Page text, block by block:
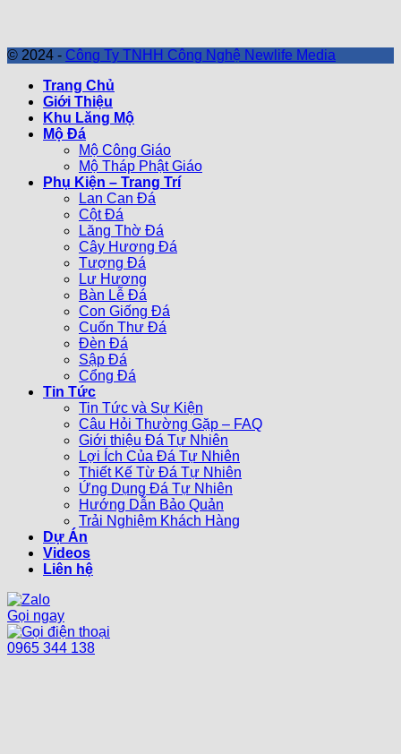
© 2024 - Công Ty TNHH Công Nghệ Newlife Media
Trang Chủ
Giới Thiệu
Khu Lăng Mộ
Mộ Đá
Mộ Công Giáo
Mộ Tháp Phật Giáo
Phụ Kiện – Trang Trí
Lan Can Đá
Cột Đá
Lăng Thờ Đá
Cây Hương Đá
Tượng Đá
Lư Hương
Bàn Lễ Đá
Con Giống Đá
Cuốn Thư Đá
Đèn Đá
Sập Đá
Cổng Đá
Tin Tức
Tin Tức và Sự Kiện
Câu Hỏi Thường Gặp – FAQ
Giới thiệu Đá Tự Nhiên
Lợi Ích Của Đá Tự Nhiên
Thiết Kế Từ Đá Tự Nhiên
Ứng Dụng Đá Tự Nhiên
Hướng Dẫn Bảo Quản
Trải Nghiệm Khách Hàng
Dự Án
Videos
Liên hệ
Gọi ngay
0965 344 138